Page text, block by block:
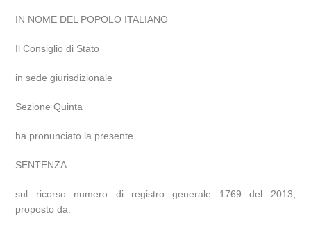
IN NOME DEL POPOLO ITALIANO
Il Consiglio di Stato
in sede giurisdizionale
Sezione Quinta
ha pronunciato la presente
SENTENZA
sul ricorso numero di registro generale 1769 del 2013,
proposto da: